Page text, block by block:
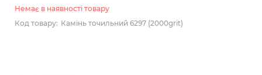
Немає в наявності товару
Код товару: Камінь точильний 6297 (2000grit)